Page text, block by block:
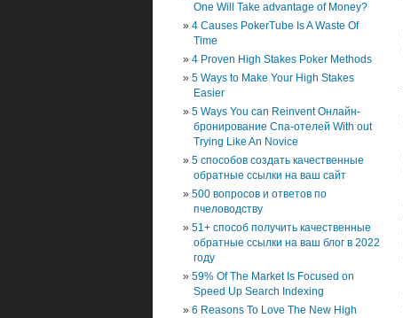
One Will Take advantage of Money?
4 Causes PokerTube Is A Waste Of
Time
4 Proven High Stakes Poker Methods
5 Ways to Make Your High Stakes
Easier
5 Ways You can Reinvent Онлайн-
бронирование Спа-отелей With out
Trying Like An Novice
5 способов создать качественные
обратные ссылки на ваш сайт
500 вопросов и ответов по
пчеловодству
51+ способ получить качественные
обратные ссылки на ваш блог в 2022
году
59% Of The Market Is Focused on
Speed Up Search Indexing
6 Reasons To Love The New High